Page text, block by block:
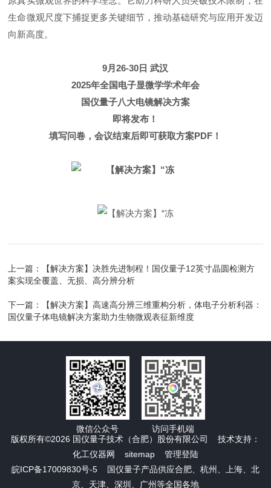
生命微观尺度下捕捉更多关键细节，推动基础研究与应用开发迈
向新高度。
9月26-30日 武汉
2025年全国电子显微学学术年会
国仪量子八大电镜解决方案
即将发布！
填写问卷，会议结束后即可获取方案PDF！
上一篇：
【解决方案】决胜先进制程！国仪量子12英寸晶圆检测方
案实现全覆盖、无损、高分辨分析
下一篇：
【解决方案】高速高分辨三维重构分析，体电子分析利器：
国仪量子体电镜解决方案助力生物微观表征新维度
版权所有©2026 国仪量子技术（合肥）股份有限公司 技术支持：
化工仪器网
sitemap
管理登陆
皖ICP备17009830号-5国仪量子产品供应合肥、杭州、上海、北
京、天津、深圳、广州等全国各地
微信公众号 访问手机端